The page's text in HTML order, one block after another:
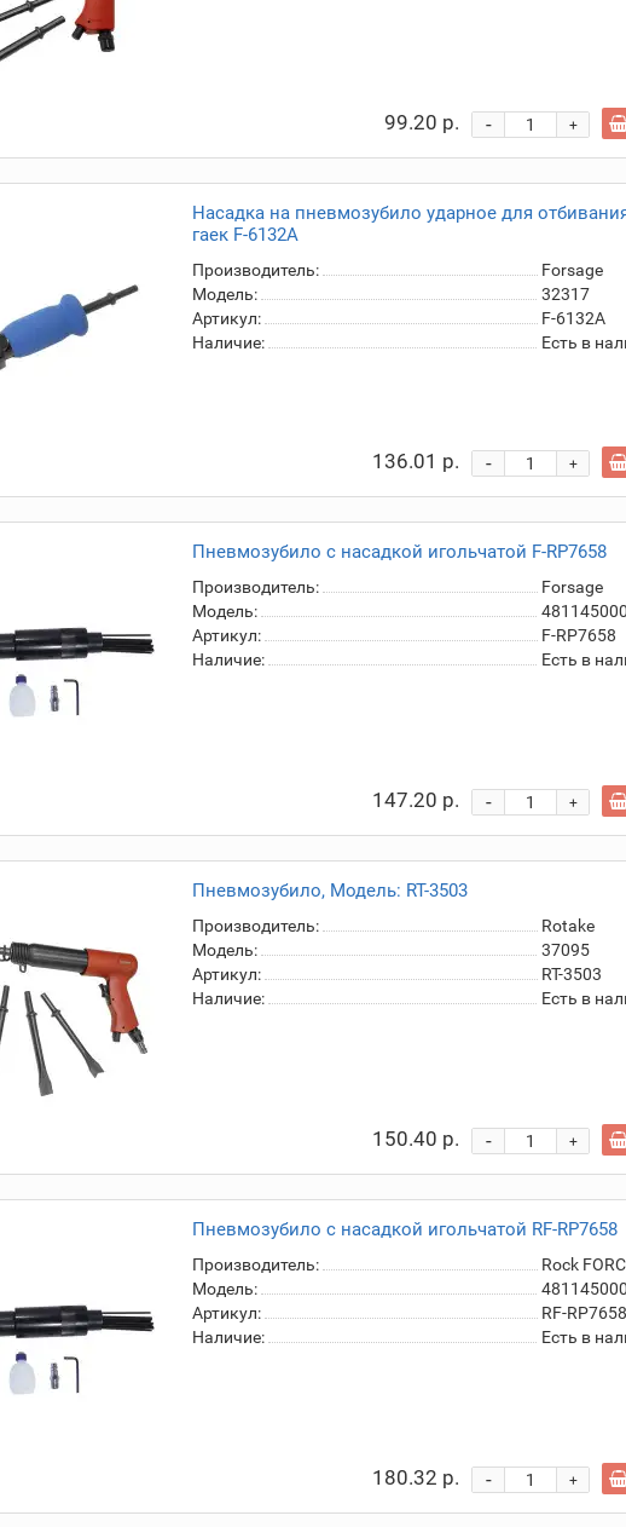
99.20 р. +
-
Насадка на пневмозубило ударное для
гаек F-6132A
Производитель:
Forsage
Модель:
32317
Артикул:
F-6132A
Наличие:
Есть в
136.01 р. +
-
Пневмозубило с насадкой игольчатой F-RP7658
Производитель:
Forsage
Модель:
Артикул:
F-RP7658
Наличие:
Есть в
147.20 р. +
-
Пневмозубило, Модель: RT-3503
Производитель:
Rotake
Модель:
37095
Артикул:
RT-3503
Наличие:
Есть в
150.40 р. +
-
Пневмозубило с насадкой игольчатой RF-RP7658
Производитель:
Rock
Модель:
Артикул:
RF-RP7658
Наличие:
Есть в
180.32 р. +
-